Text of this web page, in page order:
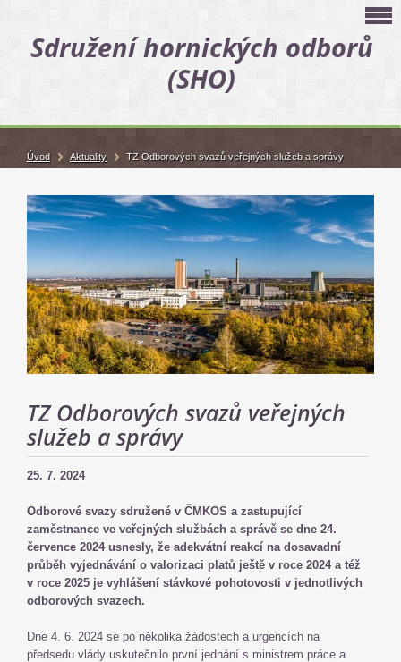
Sdružení hornických odborů
(SHO)
TZ Odborových svazů veřejných
služeb a správy
25. 7. 2024
Odborové svazy sdružené v ČMKOS a zastupující
zaměstnance ve veřejných službách a správě se dne 24.
července 2024 usnesly, že adekvátní reakcí na dosavadní
průběh vyjednávání o valorizaci platů ještě v roce 2024 a též
v roce 2025 je vyhlášení stávkové pohotovosti v jednotlivých
odborových svazech.
Dne 4. 6. 2024 se po několika žádostech a urgencích na
předsedu vlády uskutečnilo první jednání s ministrem práce a
Úvod Aktuality TZ Odborových svazů veřejných služeb a správy